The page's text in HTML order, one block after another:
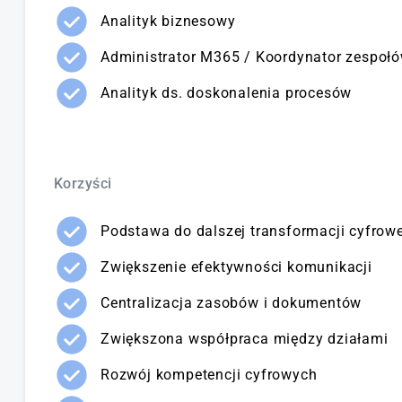
Analityk biznesowy
Administrator M365 / Koordynator
Analityk ds. doskonalenia procesów
Korzyści
Podstawa do dalszej transformacji
Zwiększenie efektywności komunikacji
Centralizacja zasobów i dokumentów
Zwiększona współpraca między działami
Rozwój kompetencji cyfrowych